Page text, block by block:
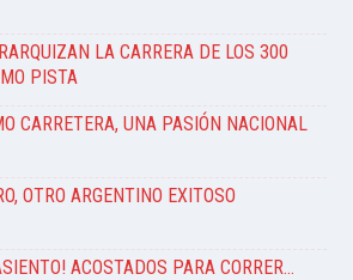
LA CARRERA DE LOS 300
PISTA
CARRETERA, UNA PASIÓN NACIONAL
OTRO ARGENTINO EXITOSO
ACOSTADOS PARA CORRER…